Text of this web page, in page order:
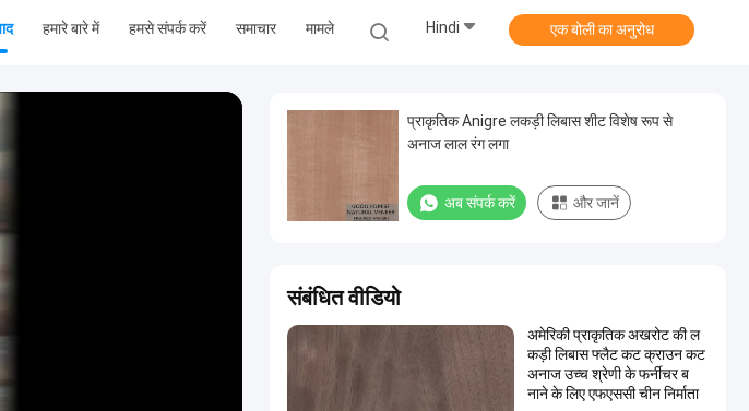
हमारे बारे में हमसे संपर्क करें समाचार मामले Hindi एक बोली का अनुरोध
प्राकृतिक Anigre लकड़ी लिबास शीट विशेष रूप से
अनाज लाल रंग लगा
अब संपर्क करें और जानें
संबंधित वीडियो
अमेरिकी प्राकृतिक अखरोट की ल
कड़ी लिबास फ्लैट कट क्राउन कट
अनाज उच्च श्रेणी के फर्नीचर ब
नाने के लिए एफएससी चीन निर्माता